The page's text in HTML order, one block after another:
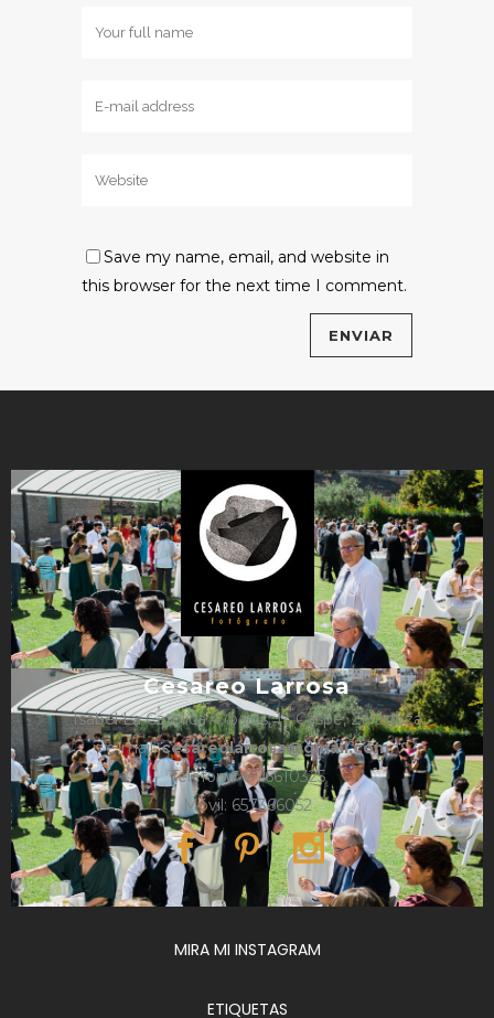
Save my name, email, and website in
this browser for the next time I comment.
Cesareo Larrosa
Isabel La Católica 4, bajos, 1º, Caspe, Zaragoza
e-mail:cesareolarrosa@gmail.com
Teléfono: 876610325
Móvil: 657366052
MIRA MI INSTAGRAM
ETIQUETAS